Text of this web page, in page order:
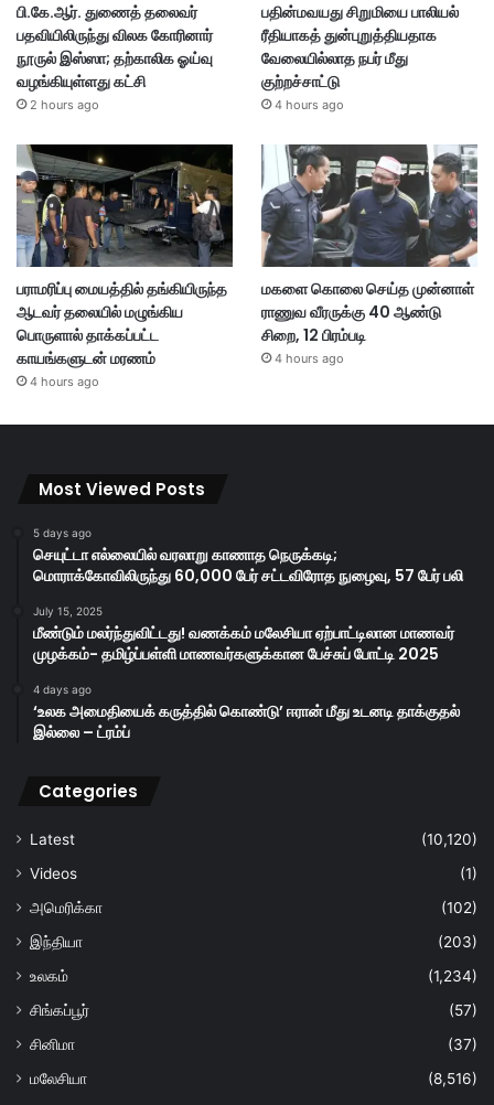
பி.கே.ஆர். துணைத் தலைவர்
பதவியிலிருந்து விலக கோரினார்
நூருல் இஸ்ஸா; தற்காலிக ஓய்வு
வழங்கியுள்ளது கட்சி
2 hours ago
பதின்மவயது சிறுமியை பாலியல்
ரீதியாகத் துன்புறுத்தியதாக
வேலையில்லாத நபர் மீது
குற்றச்சாட்டு
4 hours ago
பராமரிப்பு மையத்தில் தங்கியிருந்த
ஆடவர் தலையில் மழுங்கிய
பொருளால் தாக்கப்பட்ட
காயங்களுடன் மரணம்
4 hours ago
மகளை கொலை செய்த முன்னாள்
ராணுவ வீரருக்கு 40 ஆண்டு
சிறை, 12 பிரம்படி
4 hours ago
Most Viewed Posts
5 days ago
செயுட்டா எல்லையில் வரலாறு காணாத நெருக்கடி;
மொராக்கோவிலிருந்து 60,000 பேர் சட்டவிரோத நுழைவு, 57 பேர் பலி
July 15, 2025
மீண்டும் மலர்ந்துவிட்டது! வணக்கம் மலேசியா ஏற்பாட்டிலான மாணவர்
முழக்கம்- தமிழ்ப்பள்ளி மாணவர்களுக்கான பேச்சுப் போட்டி 2025
4 days ago
‘உலக அமைதியைக் கருத்தில் கொண்டு’ ஈரான் மீது உடனடி தாக்குதல்
இல்லை – ட்ரம்ப்
Categories
Latest
(10,120)
Videos
(1)
அமெரிக்கா
(102)
இந்தியா
(203)
உலகம்
(1,234)
சிங்கப்பூர்
(57)
சினிமா
(37)
மலேசியா
(8,516)